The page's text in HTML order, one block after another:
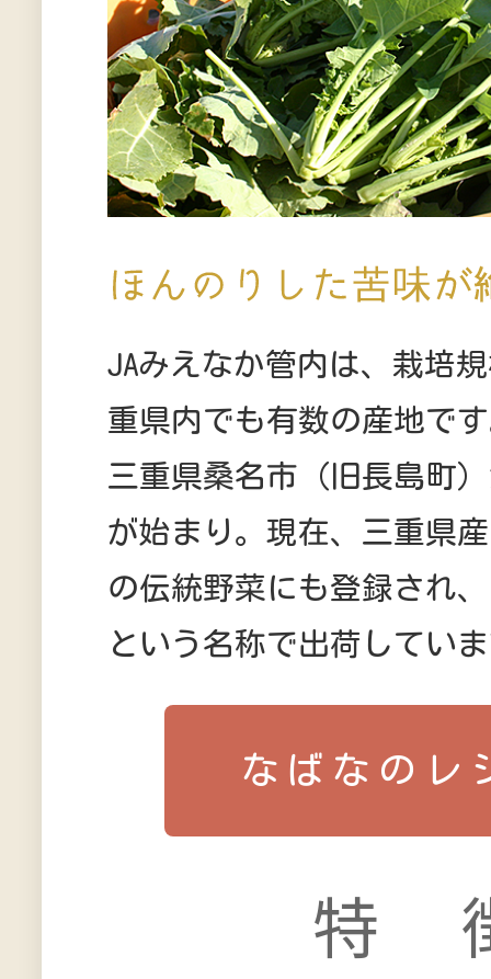
JAみえなか管内は、栽培
重県内でも有数の産地で
三重県桑名市（旧長島町
が始まり。現在、三重県
の伝統野菜にも登録され
という名称で出荷してい
なばなのレ
特